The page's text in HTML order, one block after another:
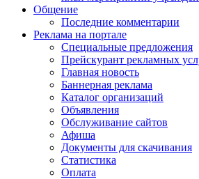
Общение
Последние комментарии
Реклама на портале
Специальные предложения
Прейскурант рекламных
Главная новость
Баннерная реклама
Каталог организаций
Объявления
Обслуживание сайтов
Афиша
Документы для скачивания
Статистика
Оплата